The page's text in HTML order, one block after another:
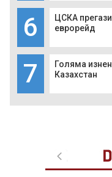
6
ЦСКА
еврорейд
7
Голяма
Казахстан